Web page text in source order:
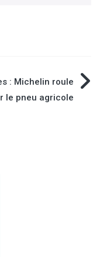
: Michelin roule
le pneu agricole